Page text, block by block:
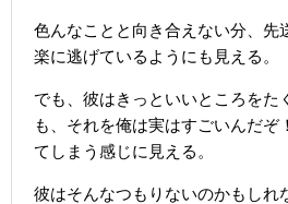
色んなことと向き合えない分、先
楽に逃げているようにも見える。
でも、彼はきっといいところをた
も、それを俺は実はすごいんだぞ
てしまう感じに見える。
彼はそんなつもりないのかもしれ